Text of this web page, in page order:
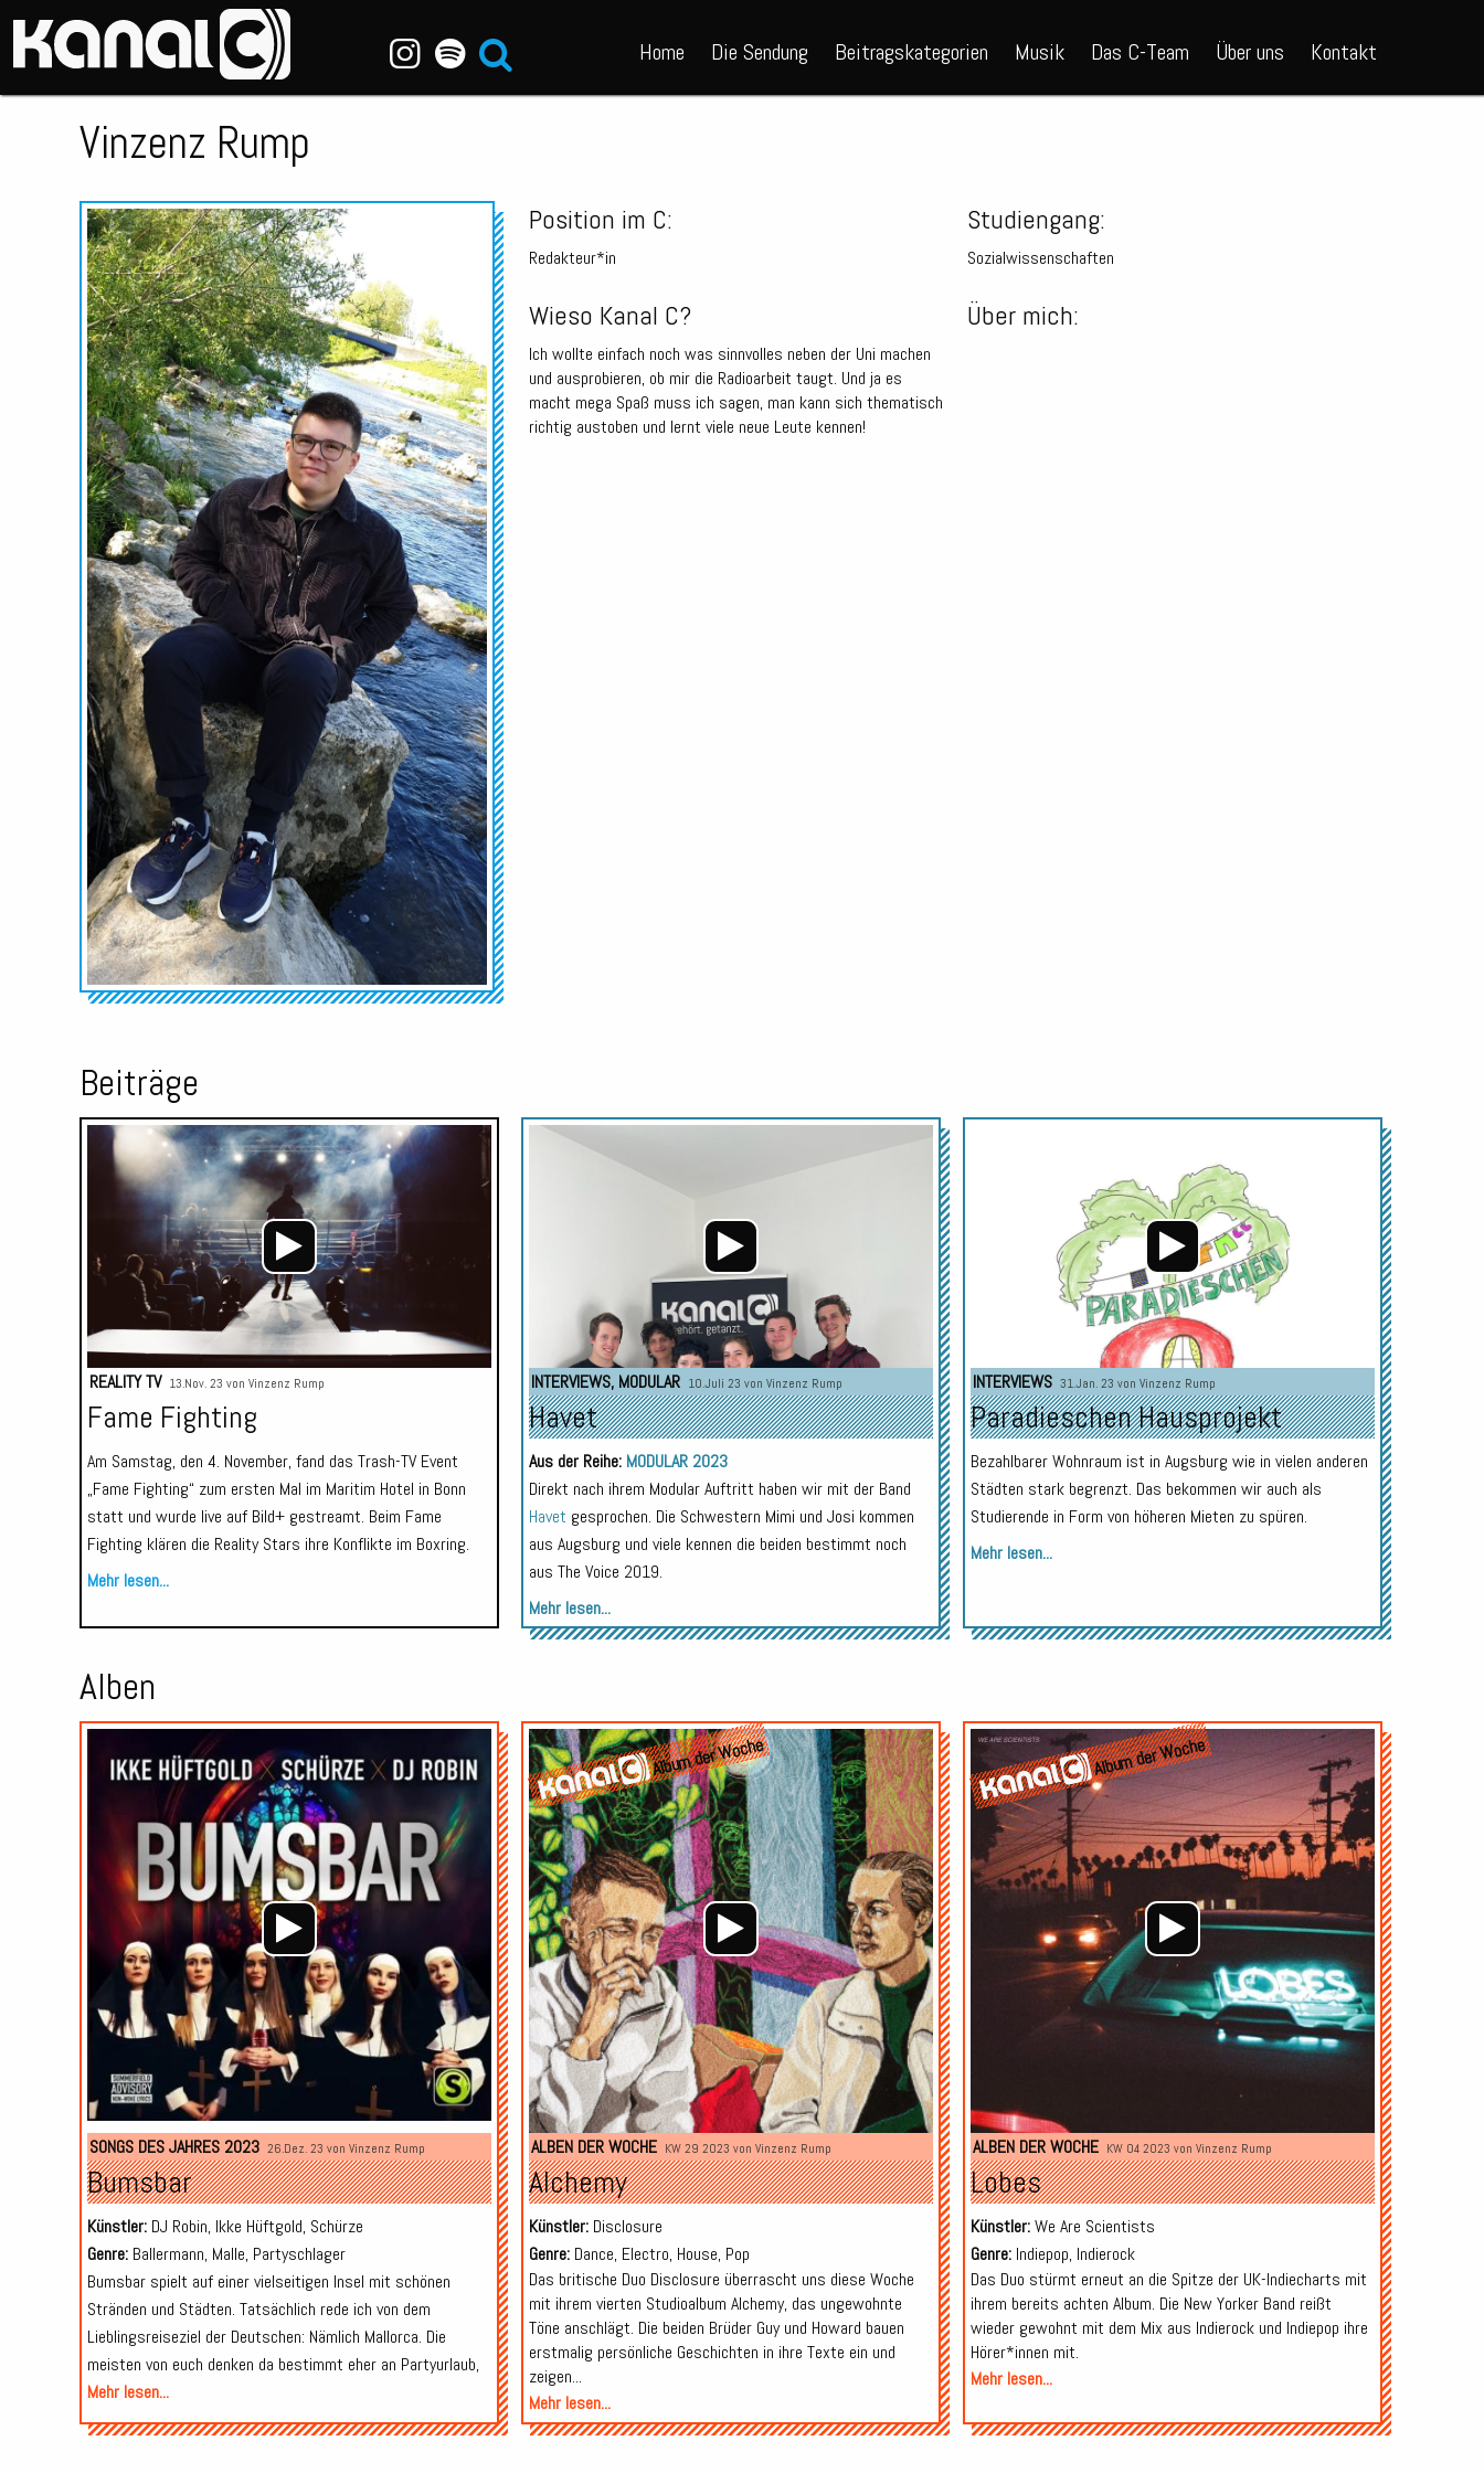
Home Die Sendung Beitragskategorien Musik Das C-Team Über uns Kontakt
Vinzenz Rump
Position im C:
Redakteur*in
Studiengang:
Sozialwissenschaften
Wieso Kanal C?
Ich wollte einfach noch was sinnvolles neben der Uni machen
und ausprobieren, ob mir die Radioarbeit taugt. Und ja es
macht mega Spaß muss ich sagen, man kann sich thematisch
richtig austoben und lernt viele neue Leute kennen!
Über mich:
Beiträge
REALITY TV 13.Nov. 23 von Vinzenz Rump
Fame Fighting
Am Samstag, den 4. November, fand das Trash-TV Event
„Fame Fighting“ zum ersten Mal im Maritim Hotel in Bonn
statt und wurde live auf Bild+ gestreamt. Beim Fame
Fighting klären die Reality Stars ihre Konflikte im Boxring.
Mehr lesen...
Audio-
Player
INTERVIEWS, MODULAR 10.Juli 23 von Vinzenz Rump
Havet
Aus der Reihe: MODULAR 2023
Direkt nach ihrem Modular Auftritt haben wir mit der Band
Havet gesprochen. Die Schwestern Mimi und Josi kommen
aus Augsburg und viele kennen die beiden bestimmt noch
aus The Voice 2019.
Mehr lesen...
Audio-
Player
INTERVIEWS 31.Jan. 23 von Vinzenz Rump
Paradieschen Hausprojekt
Bezahlbarer Wohnraum ist in Augsburg wie in vielen anderen
Städten stark begrenzt. Das bekommen wir auch als
Studierende in Form von höheren Mieten zu spüren.
Mehr lesen...
Alben
Audio-
Player
SONGS DES JAHRES 2023 26.Dez. 23 von Vinzenz Rump
Bumsbar
Künstler:DJ Robin, Ikke Hüftgold, Schürze
Genre:Ballermann, Malle, Partyschlager
Bumsbar spielt auf einer vielseitigen Insel mit schönen
Stränden und Städten. Tatsächlich rede ich von dem
Lieblingsreiseziel der Deutschen: Nämlich Mallorca. Die
meisten von euch denken da bestimmt eher an Partyurlaub,
Mehr lesen...
Album der Woche
Audio-
Player
ALBEN DER WOCHE KW 29 2023 von Vinzenz Rump
Alchemy
Künstler:Disclosure
Genre:Dance, Electro, House, Pop
Das britische Duo Disclosure überrascht uns diese Woche
mit ihrem vierten Studioalbum Alchemy, das ungewohnte
Töne anschlägt. Die beiden Brüder Guy und Howard bauen
erstmalig persönliche Geschichten in ihre Texte ein und
zeigen...
Mehr lesen...
Album der Woche
Audio-
Player
ALBEN DER WOCHE KW 04 2023 von Vinzenz Rump
Lobes
Künstler:We Are Scientists
Genre:Indiepop, Indierock
Das Duo stürmt erneut an die Spitze der UK-Indiecharts mit
ihrem bereits achten Album. Die New Yorker Band reißt
wieder gewohnt mit dem Mix aus Indierock und Indiepop ihre
Hörer*innen mit.
Mehr lesen...